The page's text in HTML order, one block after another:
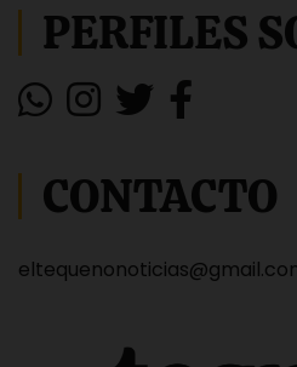
PERFILES
CONTACTO